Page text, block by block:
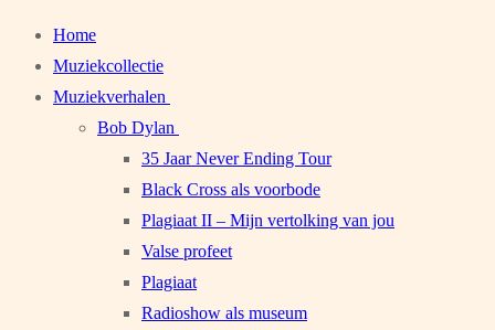
Home
Muziekcollectie
Muziekverhalen
Bob Dylan
35 Jaar Never Ending Tour
Black Cross als voorbode
Plagiaat II – Mijn vertolking van jou
Valse profeet
Plagiaat
Radioshow als museum